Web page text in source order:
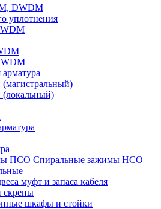
DWDM
уплотнения
(магистральный)
(локальный)
ПСО Спиральные зажимы НСО
муфт и запаса кабеля
скрепы
шкафы и стойки